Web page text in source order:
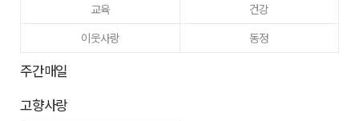
교육
건강
이웃사랑
동정
주간매일
고향사랑